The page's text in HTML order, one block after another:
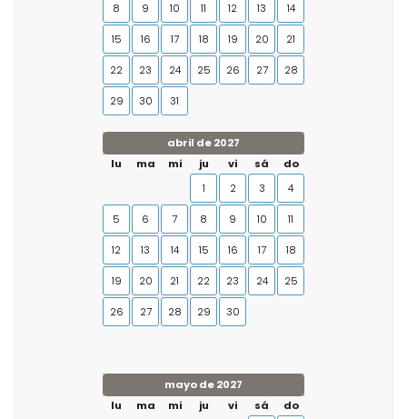
8 9 10 11 12 13 14
15 16 17 18 19 20 21
22 23 24 25 26 27 28
29 30 31
abril de 2027
lu
ma mi ju vi sá
do
1
2 3 4
5 6 7 8 9 10 11
12 13 14 15 16 17 18
19 20 21 22 23 24 25
26 27 28 29 30
mayo de 2027
lu
ma mi ju vi sá
do